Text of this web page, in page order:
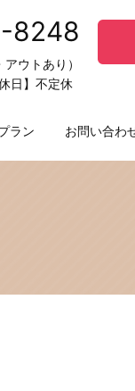
8248
ウトあり）
休日】不定休
ラン お問い合わ